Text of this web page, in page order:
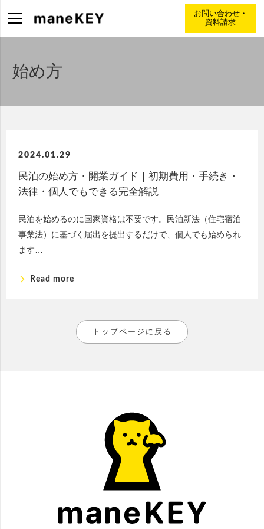
お問い合わせ・
資料請求
始め方
2024.01.29
民泊の始め方・開業ガイド｜初期費用・手続き・
法律・個人でもできる完全解説
民泊を始めるのに国家資格は不要です。民泊新法（住宅宿泊
事業法）に基づく届出を提出するだけで、個人でも始められ
ます…
arrow_forward_ios Read more
トップページに戻る